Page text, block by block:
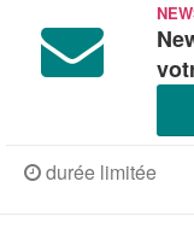
durée limitée